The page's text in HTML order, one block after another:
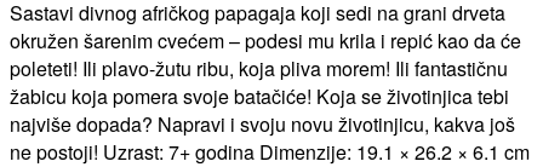
Sastavi divnog afričkog papagaja koji sedi na grani drveta
okružen šarenim cvećem – podesi mu krila i repić kao da će
poleteti! Ili plavo-žutu ribu, koja pliva morem! Ili fantastičnu
žabicu koja pomera svoje batačiće! Koja se životinjica tebi
najviše dopada? Napravi i svoju novu životinjicu, kakva još
ne postoji! Uzrast: 7+ godina Dimenzije: 19.1 × 26.2 × 6.1 cm